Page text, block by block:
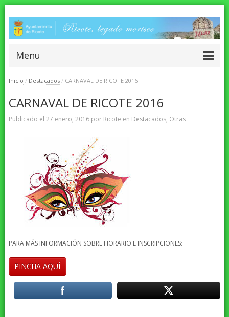
Menu
Inicio / Destacados / CARNAVAL DE RICOTE 2016
CARNAVAL DE RICOTE 2016
Publicado el 27 enero, 2016por Ricote en Destacados, Otras
PARA MÁS INFORMACIÓN SOBRE HORARIO E INSCRIPCIONES:
PINCHA AQUÍ